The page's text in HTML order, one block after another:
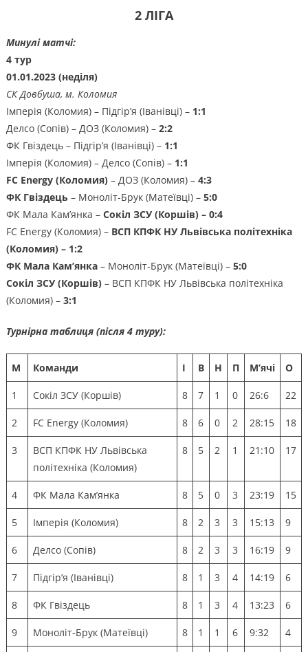
2 ЛІГА
Минулі матчі:
4 тур
01.01.2023 (неділя)
СК Довбуша, м. Коломия
Імперія (Коломия) – Підгір’я (Іванівці) – 1:1
Делсо (Сопів) – ДОЗ (Коломия) – 2:2
ФК Гвіздець – Підгір’я (Іванівці) – 1:1
Імперія (Коломия) – Делсо (Сопів) – 1:1
FC Energy (Коломия)– ДОЗ (Коломия) – 4:3
ФК Гвіздець – Моноліт-Брук (Матеївці) – 5:0
ФК Мала Кам’янка –Сокіл ЗСУ (Коршів) – 0:4
FC Energy (Коломия) –ВСП КПФК НУ Львівська політехніка
(Коломия) – 1:2
ФК Мала Кам’янка– Моноліт-Брук (Матеївці) –5:0
Сокіл ЗСУ (Коршів)– ВСП КПФК НУ Львівська політехніка
(Коломия) – 3:1
Турнірна таблиця (після 4 туру):
М Команди І В Н П М’ячі О
1 Сокіл ЗСУ (Коршів) 8 7 1 0 26:6 22
2 FC Energy (Коломия) 8 6 0 2 28:15 18
3
ВСП КПФК НУ Львівська
політехніка (Коломия)
8 5 2 1 21:10 17
4 ФК Мала Кам’янка 8 5 0 3 23:19 15
5 Імперія (Коломия) 8 2 3 3 15:13 9
6 Делсо (Сопів) 8 2 3 3 16:19 9
7 Підгір’я (Іванівці) 8 1 3 4 14:19 6
8 ФК Гвіздець 8 1 3 4 13:23 6
9 Моноліт-Брук (Матеївці) 8 1 1 6 9:32 4